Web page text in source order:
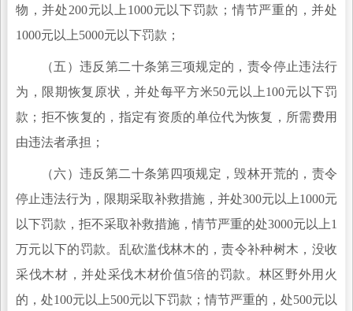
物，并处200元以上1000元以下罚款；情节严重的，并处
1000元以上5000元以下罚款；
（五）违反第二十条第三项规定的，责令停止违法行
为，限期恢复原状，并处每平方米50元以上100元以下罚
款；拒不恢复的，指定有资质的单位代为恢复，所需费用
由违法者承担；
（六）违反第二十条第四项规定，毁林开荒的，责令
停止违法行为，限期采取补救措施，并处300元以上1000元
以下罚款，拒不采取补救措施，情节严重的处3000元以上1
万元以下的罚款。乱砍滥伐林木的，责令补种树木，没收
采伐木材，并处采伐木材价值5倍的罚款。林区野外用火
的，处100元以上500元以下罚款；情节严重的，处500元以